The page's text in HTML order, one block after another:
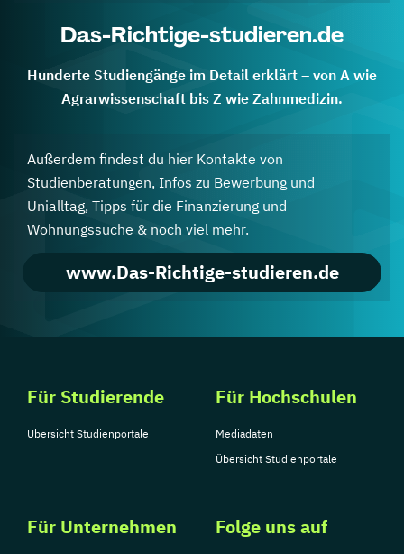
Das-Richtige-studieren.de
Hunderte Studiengänge im Detail erklärt – von A wie
Agrarwissenschaft bis Z wie Zahnmedizin.
Außerdem findest du hier Kontakte von
Studienberatungen, Infos zu Bewerbung und
Unialltag, Tipps für die Finanzierung und
Wohnungssuche & noch viel mehr.
www.Das-Richtige-studieren.de
Für Studierende
Übersicht Studienportale
Für Hochschulen
Mediadaten
Übersicht Studienportale
Für Unternehmen Folge uns auf